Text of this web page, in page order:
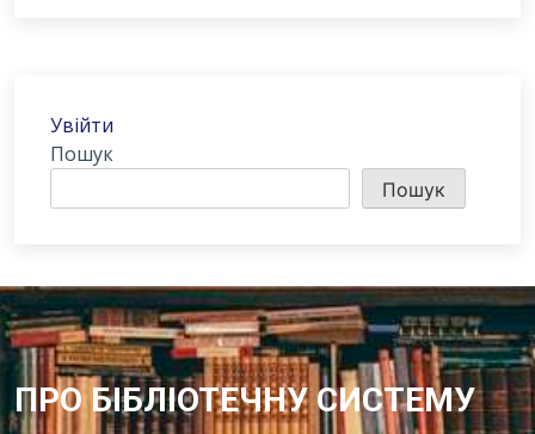
Увійти
Пошук
Пошук
ПРО БІБЛІОТЕЧНУ СИСТЕМУ